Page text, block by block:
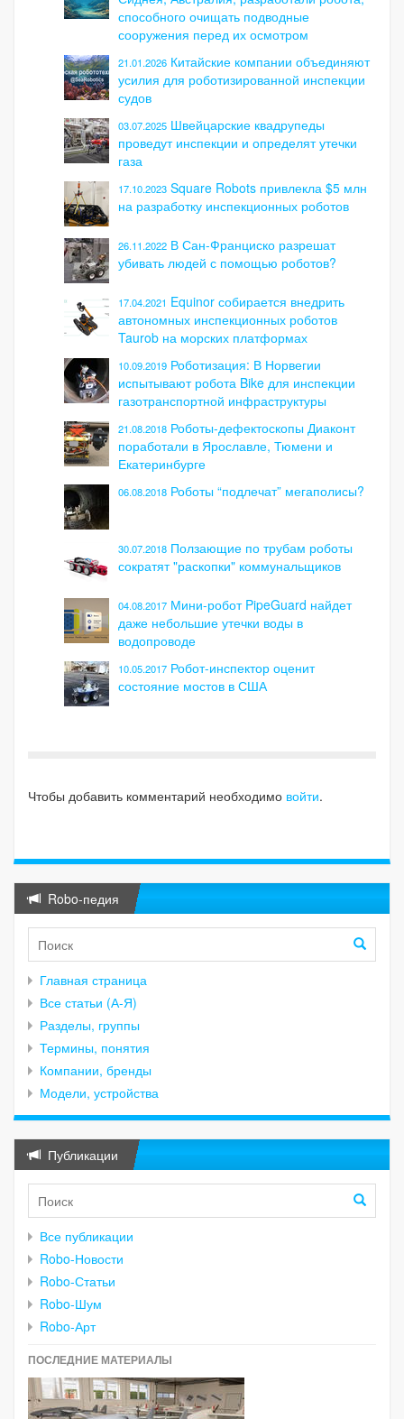
способного очищать подводные
сооружения перед их осмотром
21.01.2026 Китайские компании объединяют
усилия для роботизированной инспекции
судов
03.07.2025 Швейцарские квадрупеды
проведут инспекции и определят утечки
газа
17.10.2023 Square Robots привлекла $5 млн
на разработку инспекционных роботов
26.11.2022 В Сан-Франциско разрешат
убивать людей с помощью роботов?
17.04.2021 Equinor собирается внедрить
автономных инспекционных роботов
Taurob на морских платформах
10.09.2019 Роботизация: В Норвегии
испытывают робота Bike для инспекции
газотранспортной инфраструктуры
21.08.2018 Роботы-дефектоскопы Диаконт
поработали в Ярославле, Тюмени и
Екатеринбурге
06.08.2018 Роботы “подлечат” мегаполисы?
30.07.2018 Ползающие по трубам роботы
сократят "раскопки" коммунальщиков
04.08.2017 Мини-робот PipeGuard найдет
даже небольшие утечки воды в
водопроводе
10.05.2017 Робот-инспектор оценит
состояние мостов в США
Чтобы добавить комментарий необходимо войти.
Robo-педия
Главная страница
Все статьи (А-Я)
Разделы, группы
Термины, понятия
Компании, бренды
Модели, устройства
Публикации
Все публикации
Robo-Новости
Robo-Статьи
Robo-Шум
Robo-Арт
ПОСЛЕДНИЕ МАТЕРИАЛЫ